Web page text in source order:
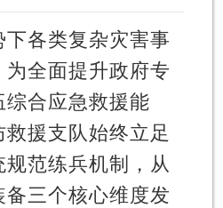
各类复杂灾害事
全面提升政府专
合应急救援能
援支队始终立足
范练兵机制，从
三个核心维度发